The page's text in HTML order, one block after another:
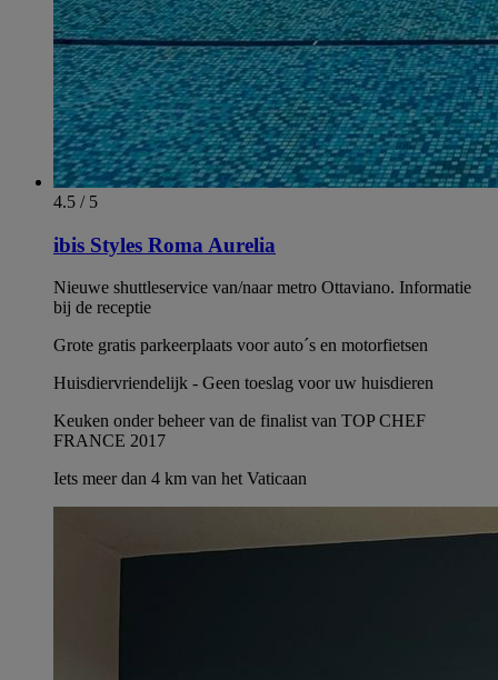
4.5 / 5
ibis Styles Roma Aurelia
Nieuwe shuttleservice van/naar metro Ottaviano. Informatie
bij de receptie
Grote gratis parkeerplaats voor auto´s en motorfietsen
Huisdiervriendelijk - Geen toeslag voor uw huisdieren
Keuken onder beheer van de finalist van TOP CHEF
FRANCE 2017
Iets meer dan 4 km van het Vaticaan